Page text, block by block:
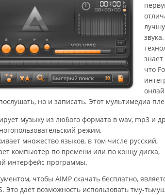
что
но и записать. Этот мультимедиа
музыку из любого формата в wav, mp3 и
режим,
множество языков, в том числе русский,
компьютер по времени или по концу диска,
интерфейс программы.
чтобы AIMP скачать бесплатно,
Это дает возможность использовать тму-